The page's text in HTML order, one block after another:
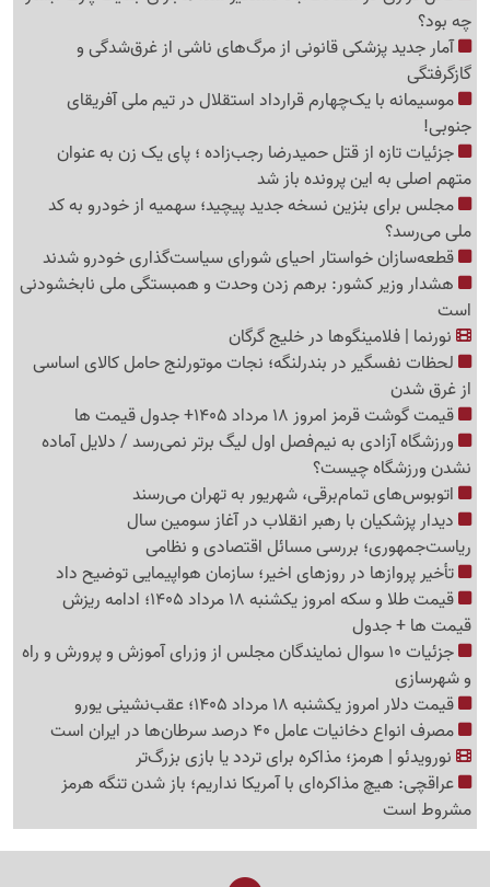
چه بود؟
آمار جدید پزشکی قانونی از مرگ‌های ناشی از غرق‌شدگی و
گازگرفتگی
موسیمانه با یک‌چهارم قرارداد استقلال در تیم ملی آفریقای
جنوبی!
جزئیات تازه از قتل حمیدرضا رجب‌زاده ؛ پای یک زن به عنوان
متهم اصلی به این پرونده باز شد
مجلس برای بنزین نسخه جدید پیچید؛ سهمیه از خودرو به کد
ملی می‌رسد؟
قطعه‌سازان خواستار احیای شورای سیاست‌گذاری خودرو شدند
هشدار وزیر کشور: برهم زدن وحدت و همبستگی ملی نابخشودنی
است
نورنما | فلامینگوها در خلیج گرگان
لحظات نفسگیر در بندرلنگه؛ نجات موتورلنج حامل کالای اساسی
از غرق شدن
قیمت گوشت قرمز امروز 18 مرداد 1405+ جدول قیمت ها
ورزشگاه آزادی به نیم‌فصل اول لیگ برتر نمی‌رسد / دلایل آماده
نشدن ورزشگاه چیست؟
اتوبوس‌های تمام‌برقی، شهریور به تهران می‌رسند
دیدار پزشکیان با رهبر انقلاب در آغاز سومین سال
ریاست‌جمهوری؛ بررسی مسائل اقتصادی و نظامی
تأخیر پروازها در روزهای اخیر؛ سازمان هواپیمایی توضیح داد
قیمت طلا و سکه امروز یکشنبه 18 مرداد 1405؛ ادامه ریزش
قیمت ها + جدول
جزئیات 10 سوال نمایندگان مجلس از وزرای آموزش و پرورش و راه
و شهرسازی
قیمت دلار امروز یکشنبه 18 مرداد 1405؛ عقب‌نشینی یورو
مصرف انواع دخانیات عامل 40 درصد سرطان‌ها در ایران است
نورویدئو | هرمز؛ مذاکره برای تردد یا بازی بزرگ‌تر
عراقچی: هیچ مذاکره‌ای با آمریکا نداریم؛ باز شدن تنگه هرمز
مشروط است